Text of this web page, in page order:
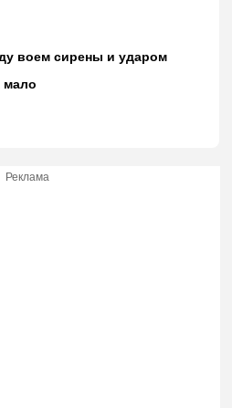
воем сирены и ударом
мало
Реклама